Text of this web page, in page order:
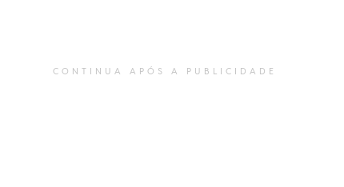
CONTINUA APÓS A PUBLICIDADE